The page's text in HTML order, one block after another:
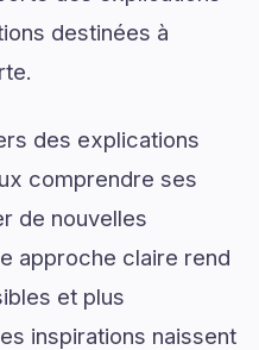
destinées à
des explications
comprendre ses
de nouvelles
approche claire rend
et plus
inspirations naissent